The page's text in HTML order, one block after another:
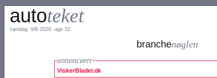
autoteket
søndag 9/8-2026 uge 32
branchenøglen
annoncører
ViskerBladet.dk